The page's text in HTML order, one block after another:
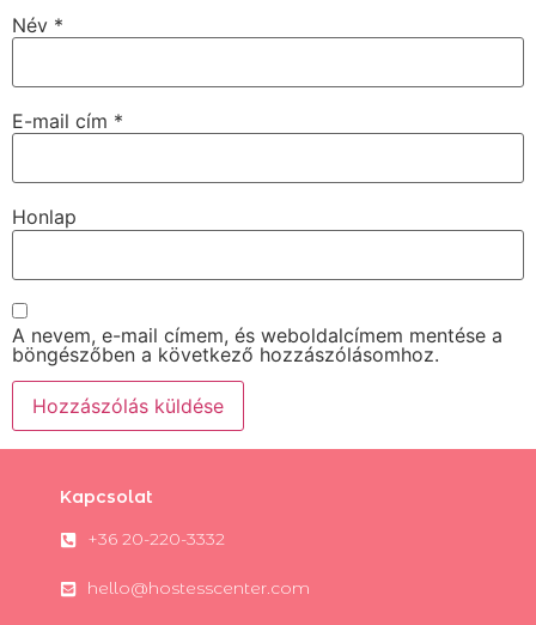
Név *
E-mail cím *
Honlap
A nevem, e-mail címem, és weboldalcímem mentése a
böngészőben a következő hozzászólásomhoz.
Kapcsolat
+36 20-220-3332
hello@hostesscenter.com